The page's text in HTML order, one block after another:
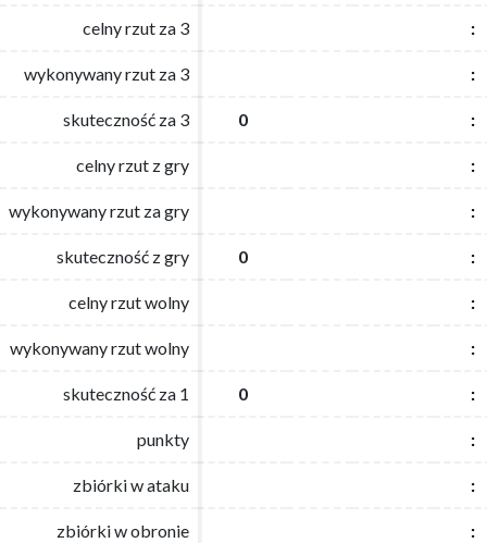
celny rzut za 3 :
wykonywany rzut za 3 :
skuteczność za 3 0 :
celny rzut z gry :
wykonywany rzut za gry :
skuteczność z gry 0 :
celny rzut wolny :
wykonywany rzut wolny :
skuteczność za 1 0 :
punkty :
zbiórki w ataku :
zbiórki w obronie :
celny rzut za 3 :
wykonywany rzut za 3 :
skuteczność za 3 0 :
celny rzut z gry :
wykonywany rzut za gry :
skuteczność z gry 0 :
celny rzut wolny :
wykonywany rzut wolny :
skuteczność za 1 0 :
punkty :
zbiórki w ataku :
zbiórki w obronie :